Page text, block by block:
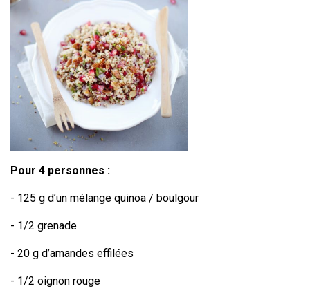
Pour 4 personnes :
- 125 g d’un mélange quinoa / boulgour
- 1/2 grenade
- 20 g d’amandes effilées
- 1/2 oignon rouge